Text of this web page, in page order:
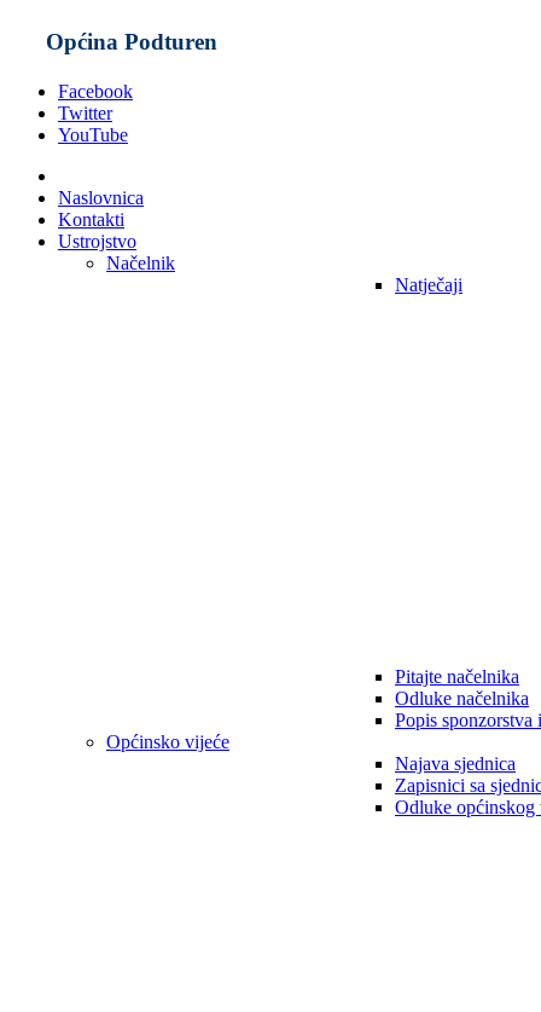
Općina Podturen
Facebook
Twitter
YouTube
Naslovnica
Kontakti
Ustrojstvo
Načelnik
Natječaji
Pitajte načelnika
Odluke načelnika
Popis sponzorstva
Općinsko vijeće
Najava sjednica
Zapisnici sa
Odluke općinskog